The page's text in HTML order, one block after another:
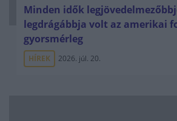
Minden idők
legdrágábbja volt az amerikai
gyorsmérleg
HÍREK 2026. júl. 20.